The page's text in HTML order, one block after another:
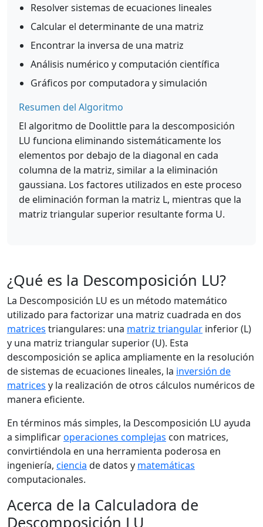
Resolver sistemas de ecuaciones lineales
Calcular el determinante de una matriz
Encontrar la inversa de una matriz
Análisis numérico y computación científica
Gráficos por computadora y simulación
Resumen del Algoritmo
El algoritmo de Doolittle para la descomposición
LU funciona eliminando sistemáticamente los
elementos por debajo de la diagonal en cada
columna de la matriz, similar a la eliminación
gaussiana. Los factores utilizados en este proceso
de eliminación forman la matriz L, mientras que la
matriz triangular superior resultante forma U.
¿Qué es la Descomposición LU?
La Descomposición LU es un método matemático
utilizado para factorizar una matriz cuadrada en dos
matrices triangulares: una matriz triangular inferior (L)
y una matriz triangular superior (U). Esta
descomposición se aplica ampliamente en la resolución
de sistemas de ecuaciones lineales, la inversión de
matrices y la realización de otros cálculos numéricos de
manera eficiente.
En términos más simples, la Descomposición LU ayuda
a simplificaroperaciones complejas con matrices,
convirtiéndola en una herramienta poderosa en
ingeniería, ciencia de datos y matemáticas
computacionales.
Acerca de la Calculadora de
Descomposición LU